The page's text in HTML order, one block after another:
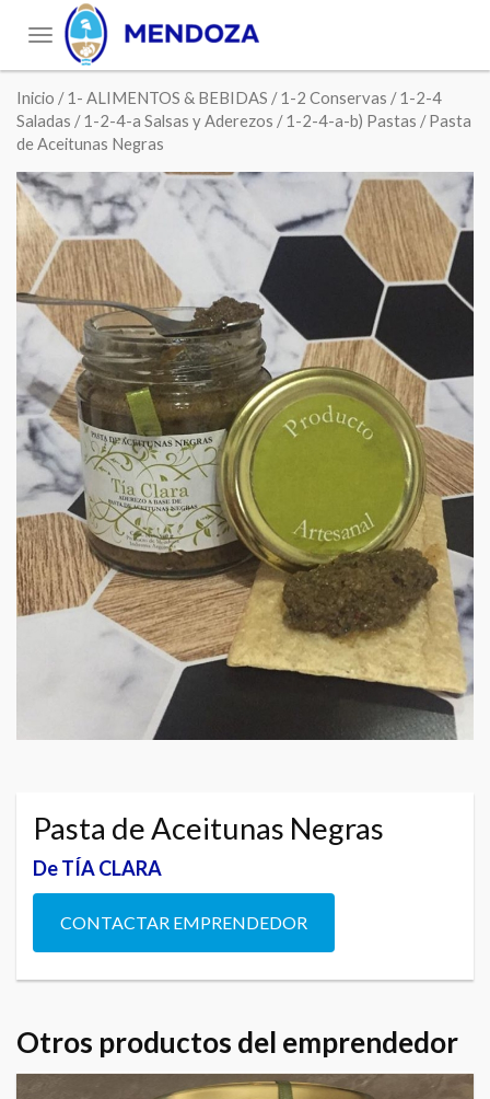
Toggle
navigation
Inicio /1- ALIMENTOS & BEBIDAS /1-2 Conservas /1-2-4
Saladas /1-2-4-a Salsas y Aderezos /1-2-4-a-b) Pastas / Pasta
de Aceitunas Negras
Pasta de Aceitunas Negras
De TÍA CLARA
CONTACTAR EMPRENDEDOR
Otros productos del emprendedor